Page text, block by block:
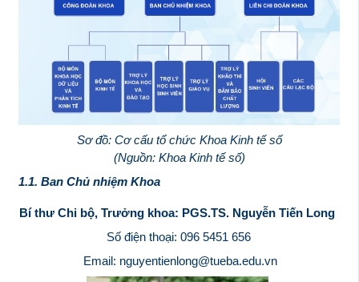
Sơ đồ: Cơ cấu tổ chức Khoa Kinh tế số
(Nguồn: Khoa Kinh tế số)
1.1. Ban Chủ nhiệm Khoa
Bí thư Chi bộ, Trưởng khoa: PGS.TS. Nguyễn Tiến Long
Số điện thoại: 096 5451 656
Email: nguyentienlong@tueba.edu.vn